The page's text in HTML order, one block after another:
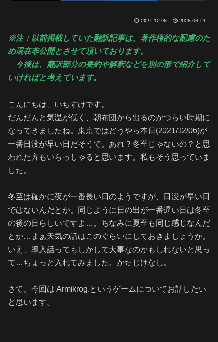
2021.12.06 2025.06.14
※注：以前掲載していた翻訳記事は、著作権的な配慮のた
め現在非公開とさせて頂いております。
今後は、翻訳部分の要約や解釈などを別の形で紹介して
いければと考えています。
こんにちは、いちすけです。
だんだんと気温が低く、朝布団から出るのがつらい時期に
なってきましたね。東京ではどうやら本日(2021/12/06)が
一番日没が早い日だそうで。あれ？冬至じゃないの？と思
われた方もいらっしゃると思います。私もそう思っていま
した。
冬至は確かに夜が一番長い日のようですが、日没が早い日
ではないんだとか。同じように日の出が一番遅い日は冬至
の後の日らしいですよ…。ちなみに夏至も同じ感じなんだ
とか…まぁ天気の話はこのぐらいにしておきましょうか。
いえ、導入話ってもしかして大事なのかもしれないと思っ
て…ちょっと入れてみました。かたじけなし。
さて、今回は Armikrog.というゲームについてお話したい
と思います。